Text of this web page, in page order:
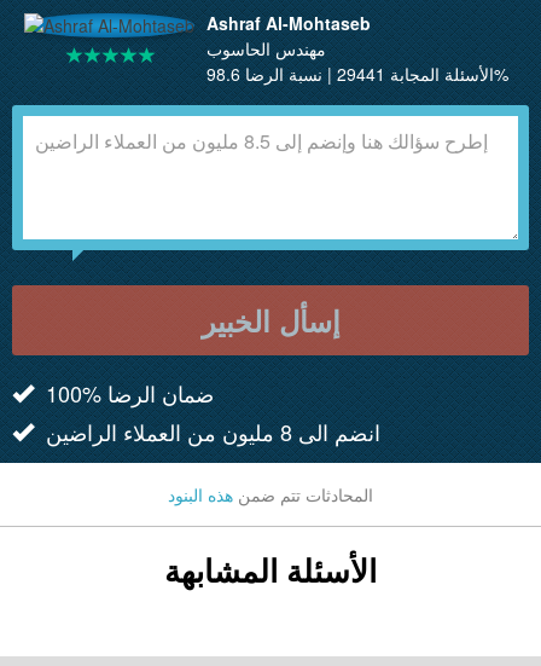
Ashraf Al-Mohtaseb
مهندس الحاسوب
الأسئلة المجابة 29441 | نسبة الرضا 98.6%
إسأل الخبير
100% ضمان الرضا
انضم الى 8 مليون من العملاء الراضين
المحادثات تتم ضمن هذه البنود
الأسئلة المشابهة